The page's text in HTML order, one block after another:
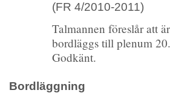
(FR 4/2010-2011)
Talmannen föreslår att
bordläggs till plenum
Godkänt.
Bordläggning